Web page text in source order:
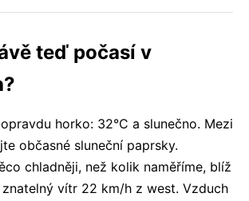
teď počasí v
horko: 32°C a slunečno. Mezi
občasné sluneční paprsky.
chladněji, než kolik naměříme, blíž
vítr 22 km/h z west. Vzduch